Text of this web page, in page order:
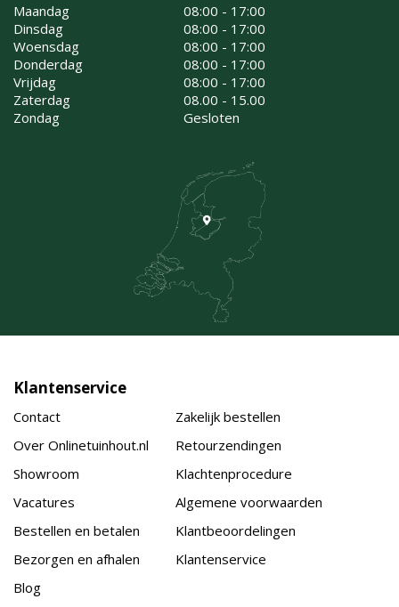
Maandag
08:00 - 17:00
Dinsdag
08:00 - 17:00
Woensdag
08:00 - 17:00
Donderdag
08:00 - 17:00
Vrijdag
08:00 - 17:00
Zaterdag
08.00 - 15.00
Zondag
Gesloten
Klantenservice
Contact
Over Onlinetuinhout.nl
Showroom
Vacatures
Bestellen en betalen
Bezorgen en afhalen
Blog
Zakelijk bestellen
Retourzendingen
Klachtenprocedure
Algemene voorwaarden
Klantbeoordelingen
Klantenservice